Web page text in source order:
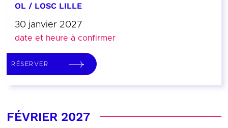
OL / LOSC LILLE
30 janvier 2027
date et heure à confirmer
RÉSERVER
FÉVRIER 2027